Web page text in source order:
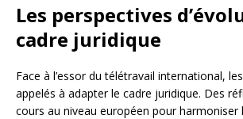
Les perspectives
cadre juridique
Face à l’essor du télétravail international,
appelés à adapter le cadre juridique. Des
cours au niveau européen pour harmoniser